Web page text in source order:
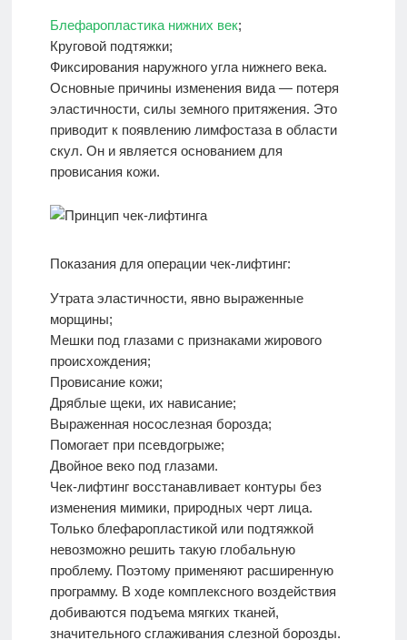
Блефаропластика нижних век;
Круговой подтяжки;
Фиксирования наружного угла нижнего века.
Основные причины изменения вида — потеря
эластичности, силы земного притяжения. Это
приводит к появлению лимфостаза в области
скул. Он и является основанием для
провисания кожи.
Показания для операции чек-лифтинг:
Утрата эластичности, явно выраженные
морщины;
Мешки под глазами с признаками жирового
происхождения;
Провисание кожи;
Дряблые щеки, их нависание;
Выраженная носослезная борозда;
Помогает при псевдогрыже;
Двойное веко под глазами.
Чек-лифтинг восстанавливает контуры без
изменения мимики, природных черт лица.
Только блефаропластикой или подтяжкой
невозможно решить такую глобальную
проблему. Поэтому применяют расширенную
программу. В ходе комплексного воздействия
добиваются подъема мягких тканей,
значительного сглаживания слезной борозды.